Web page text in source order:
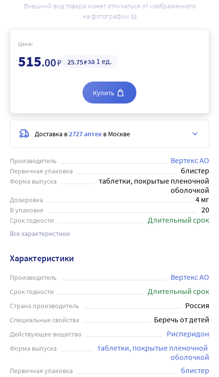
Внешний вид товара может отличаться от изображённого
на фотографии
Производитель Вертекс АО
Первичная упаковка блистер
Форма выпуска
таблетки, покрытые пленочной
оболочкой
Дозировка 4 мг
В упаковке 20
Срок годности Длительный срок
Все характеристики
Цена:
515.00₽ 25.75₽за 1 ед.
Купить
Доставка в2727 аптек в Москве
Характеристики
Производитель Вертекс АО
Срок годности Длительный срок
Страна производитель Россия
Специальные свойства Беречь от детей
Действующее вещество Рисперидон
Форма выпуска
таблетки, покрытые пленочной
оболочкой
Первичная упаковка блистер